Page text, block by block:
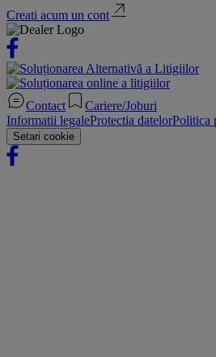
Creati acum un cont
Contact
Cariere/Joburi
Informatii legaleProtectia datelorPolitica
Setari cookie